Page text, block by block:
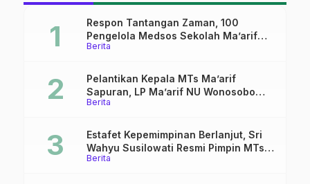
Berita
Respon Tantangan Zaman, 100
Pengelola Medsos Sekolah Ma’arif
Pekalongan Ikuti Pelatihan Literasi
Berita
Pelantikan Kepala MTs Ma’arif
Sapuran, LP Ma’arif NU Wonosobo
Tekankan Lima Amanah
Berita
Estafet Kepemimpinan Berlanjut, Sri
Wahyu Susilowati Resmi Pimpin MTs
Ma’arif Sapuran